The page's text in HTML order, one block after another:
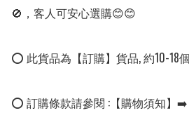
🚫，客人可安心選購😊😊
⭕ 此貨品為【訂購】貨品, 約10-18
⭕ 訂購條款請參閱 :【購物須知】➡️